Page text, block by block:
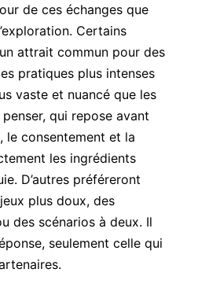
de ces échanges que
Certains
attrait commun pour des
pratiques plus intenses
vaste et nuancé que les
qui repose avant
le consentement et la
les ingrédients
D’autres préféreront
plus doux, des
des scénarios à deux. Il
seulement celle qui